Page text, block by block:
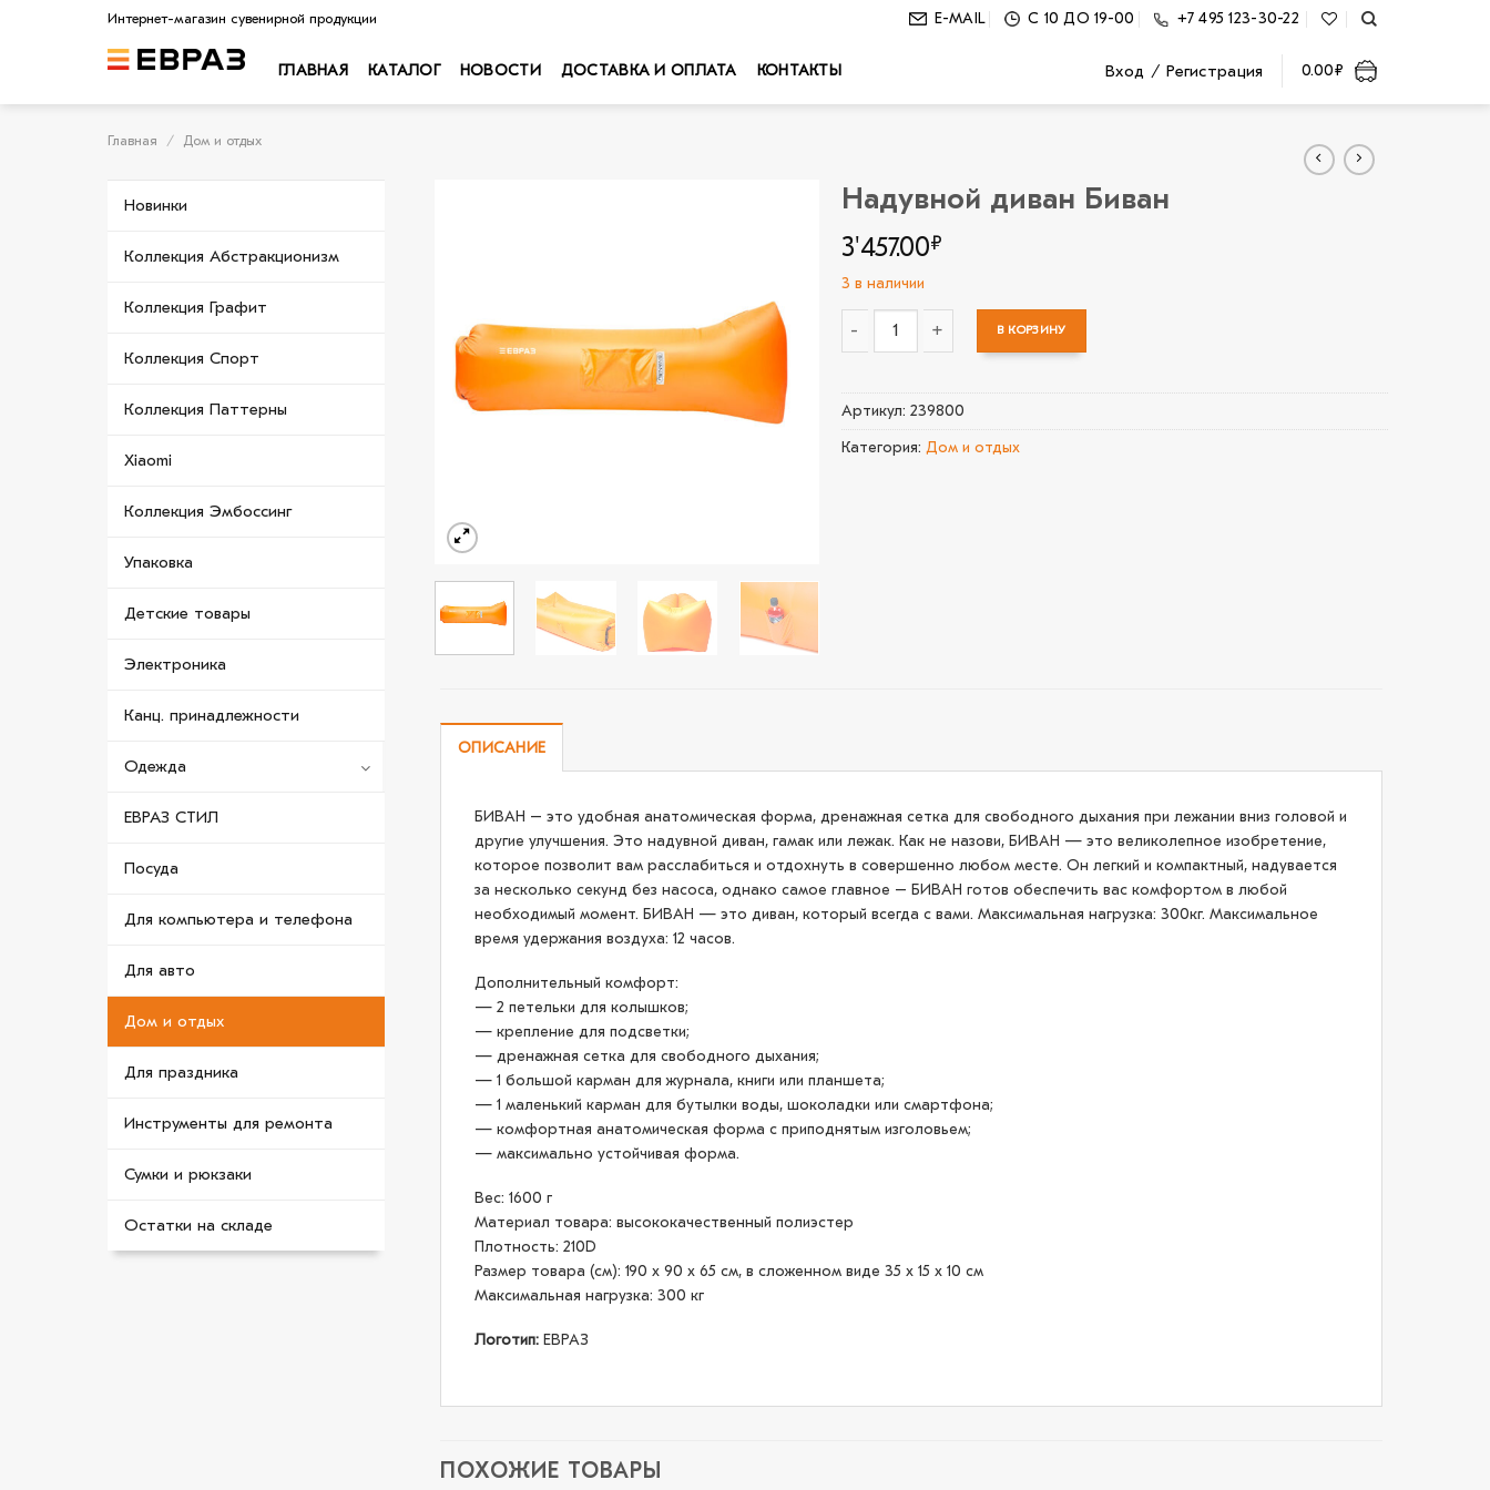
Интернет-магазин сувенирной продукции E-MAIL С 10 ДО 19-00 +7 495 123-30-22
ГЛАВНАЯ КАТАЛОГ НОВОСТИ ДОСТАВКА И ОПЛАТА КОНТАКТЫ Вход / Регистрация 0.00₽
Главная / Дом и отдых
Новинки
Коллекция Абстракционизм
Коллекция Графит
Коллекция Спорт
Коллекция Паттерны
Xiaomi
Коллекция Эмбоссинг
Упаковка
Детские товары
Электроника
Канц. принадлежности
Одежда
ЕВРАЗ СТИЛ
Посуда
Для компьютера и телефона
Для авто
Дом и отдых
Для праздника
Инструменты для ремонта
Сумки и рюкзаки
Остатки на складе
Надувной диван Биван
3'457.00₽
3 в наличии
В КОРЗИНУ
Артикул: 239800
Категория: Дом и отдых
ОПИСАНИЕ
БИВАН – это удобная анатомическая форма, дренажная сетка для свободного дыхания при лежании вниз головой и
другие улучшения. Это надувной диван, гамак или лежак. Как не назови, БИВАН — это великолепное изобретение,
которое позволит вам расслабиться и отдохнуть в совершенно любом месте. Он легкий и компактный, надувается
за несколько секунд без насоса, однако самое главное – БИВАН готов обеспечить вас комфортом в любой
необходимый момент. БИВАН — это диван, который всегда с вами. Максимальная нагрузка: 300кг. Максимальное
время удержания воздуха: 12 часов.
Дополнительный комфорт:
— 2 петельки для колышков;
— крепление для подсветки;
— дренажная сетка для свободного дыхания;
— 1 большой карман для журнала, книги или планшета;
— 1 маленький карман для бутылки воды, шоколадки или смартфона;
— комфортная анатомическая форма с приподнятым изголовьем;
— максимально устойчивая форма.
Вес: 1600 г
Материал товара: высококачественный полиэстер
Плотность: 210D
Размер товара (см): 190 х 90 х 65 см, в сложенном виде 35 х 15 х 10 см
Максимальная нагрузка: 300 кг
Логотип: ЕВРАЗ
ПОХОЖИЕ ТОВАРЫ